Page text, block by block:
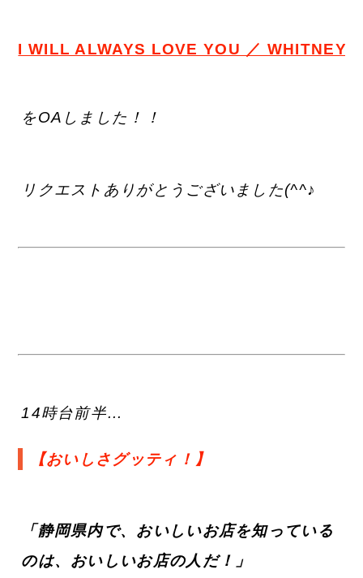
I WILL ALWAYS LOVE YOU ／ WHITNEY
をOAしました！！
リクエストありがとうございました(^^♪
14時台前半…
【おいしさグッティ！】
「静岡県内で、おいしいお店を知っている
のは、おいしいお店の人だ！」